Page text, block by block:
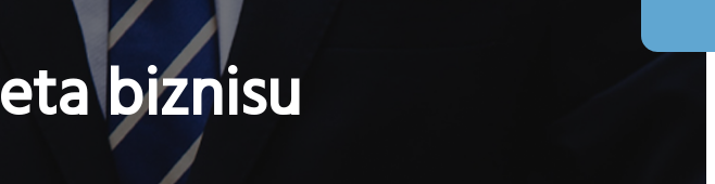
biznisu